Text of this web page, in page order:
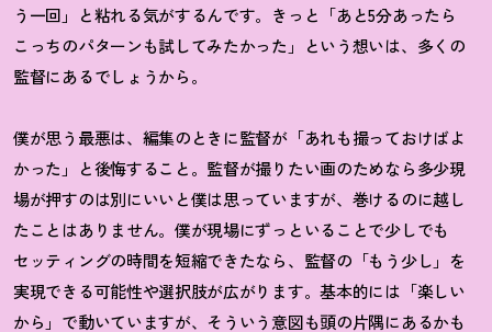
う一回」と粘れる気がするんです。きっと「あと5分あったら
こっちのパターンも試してみたかった」という想いは、多くの
監督にあるでしょうから。
僕が思う最悪は、編集のときに監督が「あれも撮っておけばよ
かった」と後悔すること。監督が撮りたい画のためなら多少現
場が押すのは別にいいと僕は思っていますが、巻けるのに越し
たことはありません。僕が現場にずっといることで少しでも
セッティングの時間を短縮できたなら、監督の「もう少し」を
実現できる可能性や選択肢が広がります。基本的には「楽しい
から」で動いていますが、そういう意図も頭の片隅にあるかも